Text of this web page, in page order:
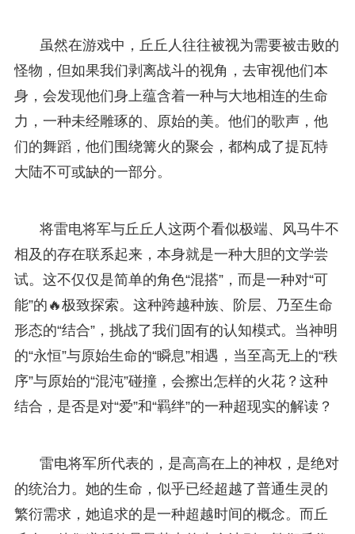
虽然在游戏中，丘丘人往往被视为需要被击败的
怪物，但如果我们剥离战斗的视角，去审视他们本
身，会发现他们身上蕴含着一种与大地相连的生命
力，一种未经雕琢的、原始的美。他们的歌声，他
们的舞蹈，他们围绕篝火的聚会，都构成了提瓦特
大陆不可或缺的一部分。
将雷电将军与丘丘人这两个看似极端、风马牛不
相及的存在联系起来，本身就是一种大胆的文学尝
试。这不仅仅是简单的角色“混搭”，而是一种对“可
能”的🔥极致探索。这种跨越种族、阶层、乃至生命
形态的“结合”，挑战了我们固有的认知模式。当神明
的“永恒”与原始生命的“瞬息”相遇，当至高无上的“秩
序”与原始的“混沌”碰撞，会擦出怎样的火花？这种
结合，是否是对“爱”和“羁绊”的一种超现实的解读？
雷电将军所代表的，是高高在上的神权，是绝对
的统治力。她的生命，似乎已经超越了普通生灵的
繁衍需求，她追求的是一种超越时间的概念。而丘